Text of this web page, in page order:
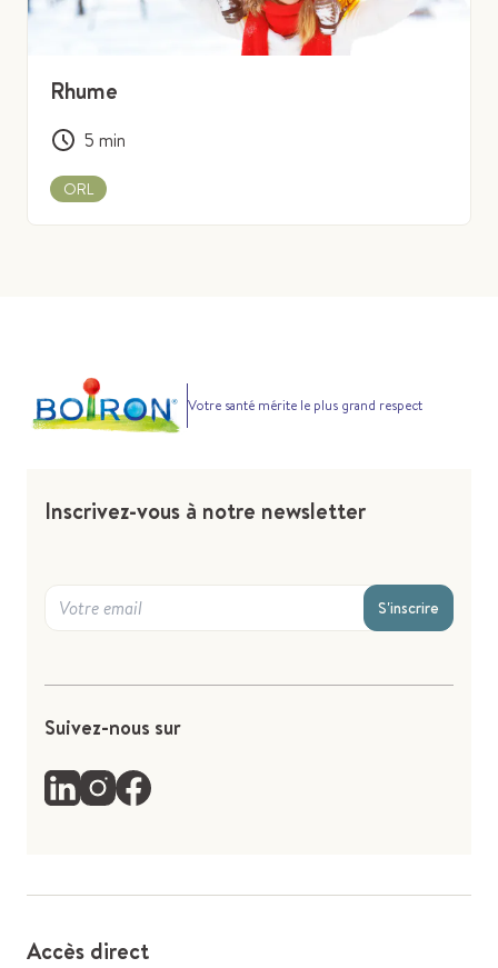
Rhume
5 min
ORL
Votre santé mérite le plus grand respect
Inscrivez-vous à notre newsletter
S'inscrire
Suivez-nous sur
Accès direct